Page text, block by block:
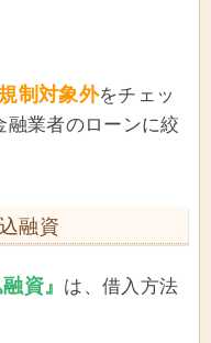
制対象外をチェッ
融業者のローンに絞
融資
資』 は、借入方法